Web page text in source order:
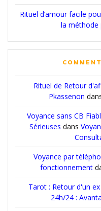
Rituel d’amour facile
la méthode
Rituel de Retour
Pkassenon
Voyance sans CB
Sérieuses dans
Voyance par
fonctionnement
Tarot : Retour d'un ex
24h/24 :